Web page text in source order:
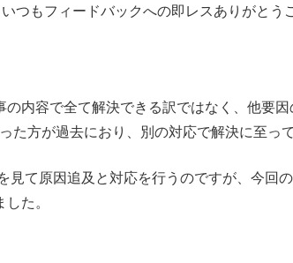
つもフィードバックへの即レスありがとう
内容で全て解決できる訳ではなく、他要因
た方が過去におり、別の対応で解決に至っ
見て原因追及と対応を行うのですが、今回
た。